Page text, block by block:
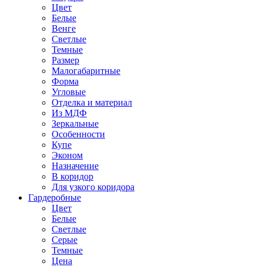
Цвет
Белые
Венге
Светлые
Темные
Размер
Малогабаритные
Форма
Угловые
Отделка и материал
Из МДФ
Зеркальные
Особенности
Купе
Эконом
Назначение
В коридор
Для узкого коридора
Гардеробные
Цвет
Белые
Светлые
Серые
Темные
Цена